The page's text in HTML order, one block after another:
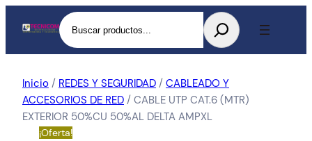
Buscar
Inicio / REDES Y SEGURIDAD / CABLEADO Y
ACCESORIOS DE RED / CABLE UTP CAT.6 (MTR)
EXTERIOR 50%CU 50%AL DELTA AMPXL
¡Oferta!